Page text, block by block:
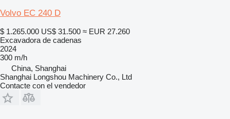
Volvo EC 240 D
$ 1.265.000 US$ 31.500 ≈ EUR 27.260
Excavadora de cadenas
2024
300 m/h
China, Shanghai
Shanghai Longshou Machinery Co., Ltd
Contacte con el vendedor